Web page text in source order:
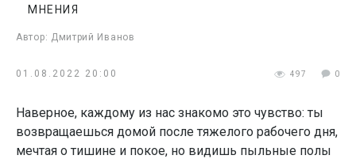
Автор: Дмитрий Иванов
МНЕНИЯ
01.08.2022 20:00 497 0
Наверное, каждому из нас знакомо это чувство: ты
возвращаешься домой после тяжелого рабочего дня,
мечтая о тишине и покое, но видишь пыльные полы